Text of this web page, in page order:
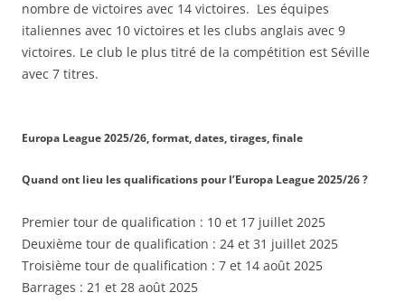
nombre de victoires avec 14 victoires. Les équipes
italiennes avec 10 victoires et les clubs anglais avec 9
victoires. Le club le plus titré de la compétition est Séville
avec 7 titres.
Europa League 2025/26, format, dates, tirages, finale
Quand ont lieu les qualifications pour l’Europa League 2025/26 ?
Premier tour de qualification : 10 et 17 juillet 2025
Deuxième tour de qualification : 24 et 31 juillet 2025
Troisième tour de qualification : 7 et 14 août 2025
Barrages : 21 et 28 août 2025